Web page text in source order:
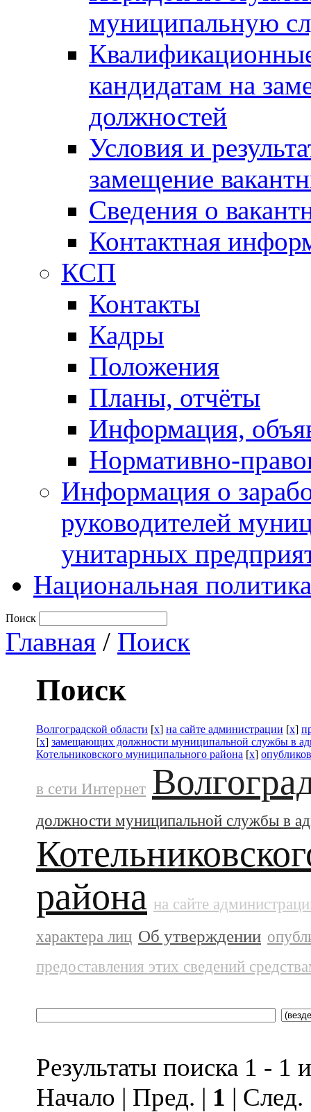
муниципальную
кандидатам на
должностей
Условия и
замещение
Сведения о
Контактная
КСП
Контакты
Кадры
Положения
Планы, отчёты
Информация,
Нормативно-
Информация о
руководителей
унитарных
Национальная политика
Поиск
Главная / Поиск
Поиск
Волгоградской области [x] на сайте администрации [x]
[x] замещающих должности муниципальной службы в
Котельниковского муниципального района [x]
в сети Интернет
должности муниципальной службы в
района на сайте
характера лиц Об утверждении
предоставления этих сведений
Результаты поиска 1 - 1
Начало | Пред. | 1 |